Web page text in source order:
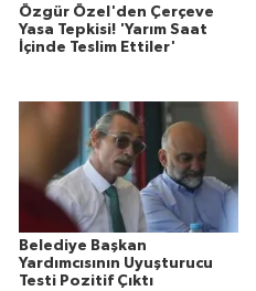
Özgür Özel'den Çerçeve
Yasa Tepkisi! 'Yarım Saat
İçinde Teslim Ettiler'
Belediye Başkan
Yardımcısının Uyuşturucu
Testi Pozitif Çıktı